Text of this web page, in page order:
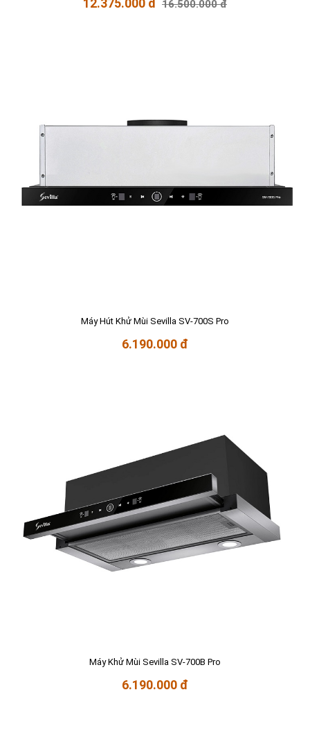
16.500.000 đ
Máy Hút Khử Mùi Sevilla SV-700S Pro
6.190.000 đ
Máy Khử Mùi Sevilla SV-700B Pro
6.190.000 đ